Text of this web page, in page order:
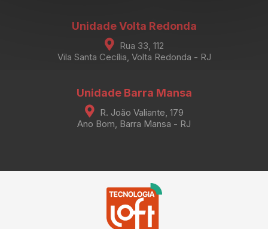
Unidade Volta Redonda
Rua 33, 112
Vila Santa Cecília, Volta Redonda - RJ
Unidade Barra Mansa
R. João Valiante, 179
Ano Bom, Barra Mansa - RJ